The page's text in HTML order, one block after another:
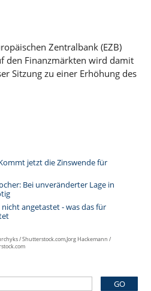
Zentralbank (EZB)
den Finanzmärkten wird damit
Sitzung zu einer Erhöhung des
jetzt die Zinswende für
Bei unveränderter Lage in
angetastet - was das für
/ Shutterstock.com,Jorg Hackemann /
GO